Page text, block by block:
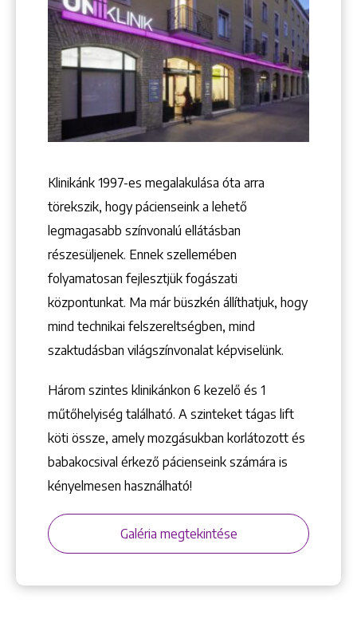
+36 1 222 7250
+36 1 222 9150
1148 Budapest, Örs vezér tere 2.
Keresés
Klinikánk 1997-­es megalakulása óta arra
törekszik, hogy pácienseink a lehető
legmagasabb színvonalú ellátásban
részesüljenek. Ennek szellemében
folyamatosan fejlesztjük fogászati
központunkat. Ma már büszkén állíthatjuk, hogy
mind technikai felszereltségben, mind
szaktudásban világszínvonalat képviselünk.
Három szintes klinikánkon 6 kezelő ­és 1
műtőhelyiség található. A szinteket tágas lift
köti össze, amely mozgásukban korlátozott és
babakocsival érkező pácienseink számára is
kényelmesen használható!
Galéria megtekintése